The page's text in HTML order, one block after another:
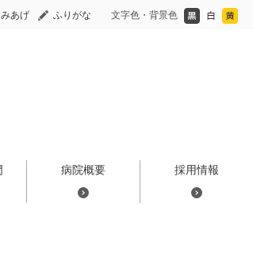
あげ ふりがな 文字色・背景色
病院概要 採用情報